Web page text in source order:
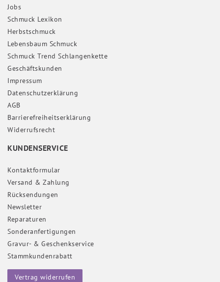
Jobs
Schmuck Lexikon
Herbstschmuck
Lebensbaum Schmuck
Schmuck Trend Schlangenkette
Geschäftskunden
Impressum
Daten­schutz­erklärung
AGB
Barrierefreiheitserklärung
Widerrufs­recht
KUNDENSERVICE
Kontaktformular
Versand & Zahlung
Rücksendungen
Newsletter
Reparaturen
Sonderanfertigungen
Gravur- & Geschenkservice
Stammkundenrabatt
Vertrag widerrufen